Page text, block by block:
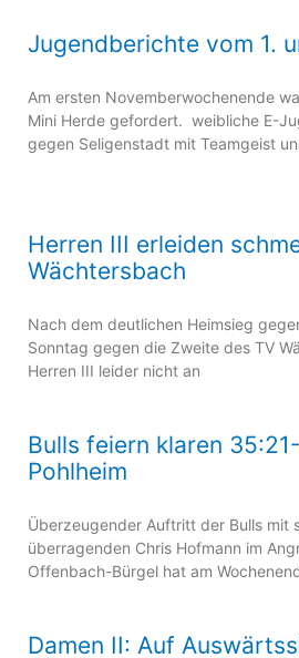
Jugendberichte vom 1.
Am ersten Novemberwochenende
Mini Herde gefordert. weibliche E-
gegen Seligenstadt mit Teamgeist
Herren III erleiden
Wächtersbach
Nach dem deutlichen Heimsieg
Sonntag gegen die Zweite des TV
Herren III leider nicht an
Bulls feiern klaren
Pohlheim
Überzeugender Auftritt der Bulls mit
überragenden Chris Hofmann im
Offenbach-Bürgel hat am
Damen II: Auf